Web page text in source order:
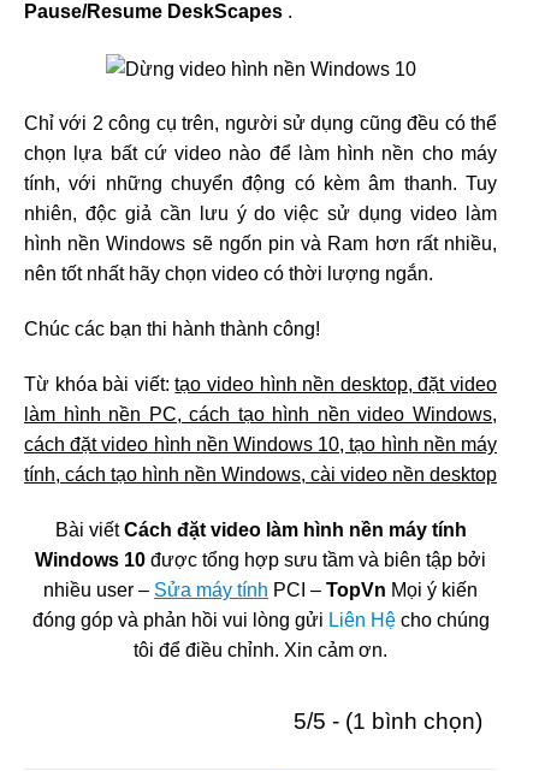
Pause/Resume DeskScapes .
Chỉ với 2 công cụ trên, người sử dụng cũng đều có thể
chọn lựa bất cứ video nào để làm hình nền cho máy
tính, với những chuyển động có kèm âm thanh. Tuy
nhiên, độc giả cần lưu ý do việc sử dụng video làm
hình nền Windows sẽ ngốn pin và Ram hơn rất nhiều,
nên tốt nhất hãy chọn video có thời lượng ngắn.
Chúc các bạn thi hành thành công!
Từ khóa bài viết:tạo video hình nền desktop, đặt video
làm hình nền PC, cách tạo hình nền video Windows,
cách đặt video hình nền Windows 10, tạo hình nền máy
tính, cách tạo hình nền Windows, cài video nền desktop
Bài viếtCách đặt video làm hình nền máy tính
Windows 10 được tổng hợp sưu tầm và biên tập bởi
nhiều user – Sửa máy tính PCI – TopVn Mọi ý kiến
đóng góp và phản hồi vui lòng gửi Liên Hệcho chúng
tôi để điều chỉnh. Xin cảm ơn.
5/5 - (1 bình chọn)